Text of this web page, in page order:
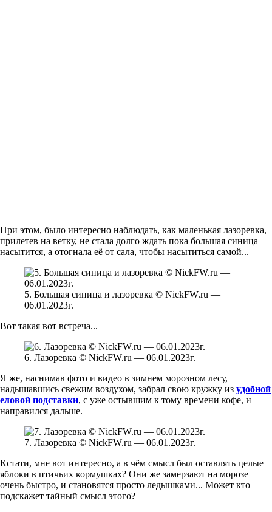
При этом, было интересно наблюдать, как маленькая лазоревка,
прилетев на ветку, не стала долго ждать пока большая синица
насытится, а отогнала её от сала, чтобы насытиться самой...
5. Большая синица и лазоревка © NickFW.ru —
06.01.2023г.
Вот такая вот встреча...
6. Лазоревка © NickFW.ru — 06.01.2023г.
Я же, наснимав фото и видео в зимнем морозном лесу,
надышавшись свежим воздухом, забрал свою кружку из удобной
еловой подставки, с уже остывшим к тому времени кофе, и
направился дальше.
7. Лазоревка © NickFW.ru — 06.01.2023г.
Кстати, мне вот интересно, а в чём смысл был оставлять целые
яблоки в птичьих кормушках? Они же замерзают на морозе
очень быстро, и становятся просто ледышками... Может кто
подскажет тайный смысл этого?